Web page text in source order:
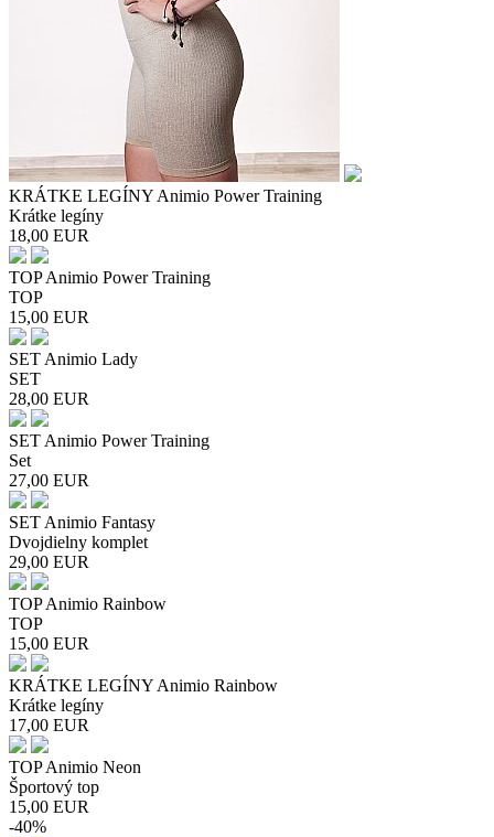
KRÁTKE LEGÍNY Animio Power Training
Krátke legíny
18,00 EUR
TOP Animio Power Training
TOP
15,00 EUR
SET Animio Lady
SET
28,00 EUR
SET Animio Power Training
Set
27,00 EUR
SET Animio Fantasy
Dvojdielny komplet
29,00 EUR
TOP Animio Rainbow
TOP
15,00 EUR
KRÁTKE LEGÍNY Animio Rainbow
Krátke legíny
17,00 EUR
TOP Animio Neon
Športový top
15,00 EUR
-40%